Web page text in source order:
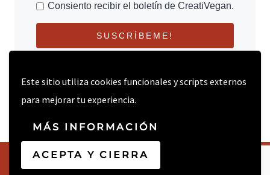
Este sitio utiliza cookies funcionales y scripts externos
para mejorar tu experiencia.
MÁS INFORMACIÓN
ACEPTA Y CIERRA
Consiento recibir el boletín de CreatiVegan.
SUSCRÍBEME!
© 2026 CREATIVEGAN.NET